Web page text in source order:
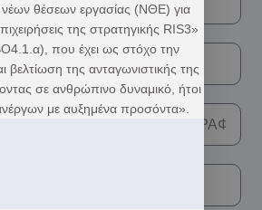
νέων θέσεων εργασίας (ΝΘΕ) για
της στρατηγικής RIS3»
που έχει ως στόχο την
βελτίωση της ανταγωνιστικής της
σε ανθρώπινο δυναμικό, ήτοι
με αυξημένα προσόντα».